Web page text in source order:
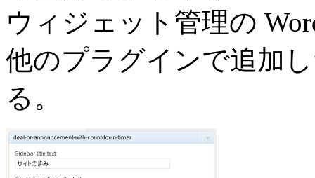
ウィジェット管理の
他のプラグインで追加
る。